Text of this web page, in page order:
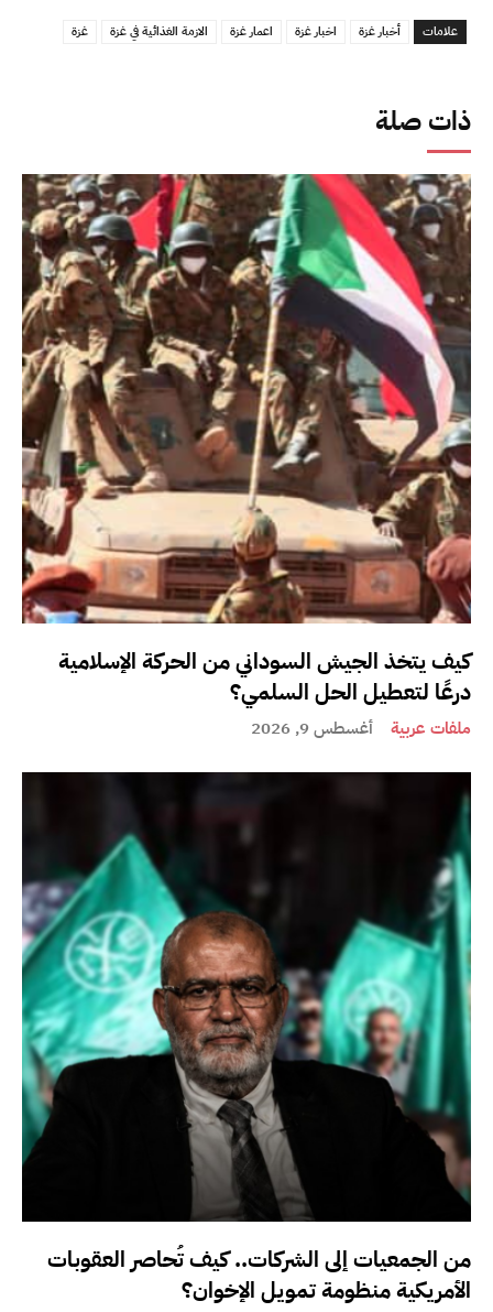
ذات صلة
كيف يتخذ الجيش السوداني من الحركة الإسلامية
درعًا لتعطيل الحل السلمي؟
ملفات عربية أغسطس 9, 2026
من الجمعيات إلى الشركات.. كيف تُحاصر العقوبات
الأمريكية منظومة تمويل الإخوان؟
علامات أخبار غزة اخبار غزة اعمار غزة الازمة الغذائية في غزة غزة